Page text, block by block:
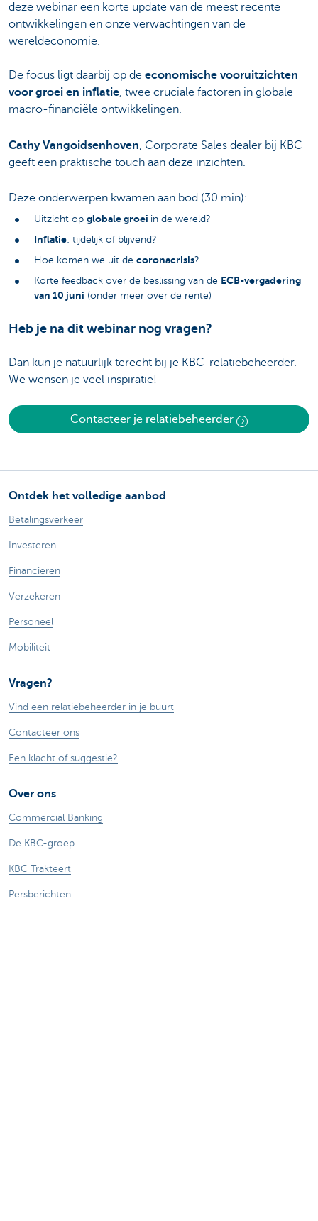
deze webinar een korte update van de meest recente
ontwikkelingen en onze verwachtingen van de
wereldeconomie.
De focus ligt daarbij op de economische vooruitzichten
voor groei en inflatie, twee cruciale factoren in globale
macro-financiële ontwikkelingen.
Cathy Vangoidsenhoven, Corporate Sales dealer bij KBC
geeft een praktische touch aan deze inzichten.
Deze onderwerpen kwamen aan bod (30 min):
Uitzicht op globale groei in de wereld?
Inflatie: tijdelijk of blijvend?
Hoe komen we uit de coronacrisis?
Korte feedback over de beslissing van de ECB-vergadering
van 10 juni (onder meer over de rente)
Heb je na dit webinar nog vragen?
Dan kun je natuurlijk terecht bij je KBC-relatiebeheerder.
We wensen je veel inspiratie!
Contacteer je relatiebeheerder
Ontdek het volledige aanbod
Betalingsverkeer
Investeren
Financieren
Verzekeren
Personeel
Mobiliteit
Vragen?
Vind een relatiebeheerder in je buurt
Contacteer ons
Een klacht of suggestie?
Over ons
Commercial Banking
De KBC-groep
KBC Trakteert
Persberichten